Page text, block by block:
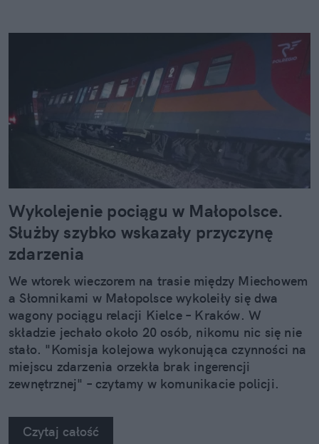
Wykolejenie pociągu w Małopolsce.
Służby szybko wskazały przyczynę
zdarzenia
We wtorek wieczorem na trasie między Miechowem
a Słomnikami w Małopolsce wykoleiły się dwa
wagony pociągu relacji Kielce – Kraków. W
składzie jechało około 20 osób, nikomu nic się nie
stało. "Komisja kolejowa wykonująca czynności na
miejscu zdarzenia orzekła brak ingerencji
zewnętrznej" – czytamy w komunikacie policji.
Czytaj całość